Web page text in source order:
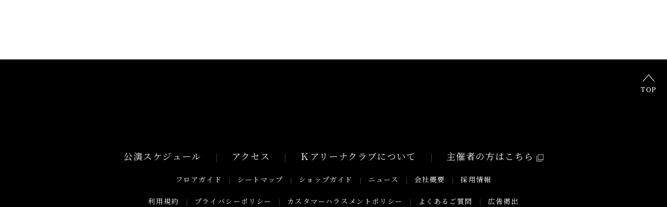
TOP
公演スケジュール アクセス Ｋアリーナクラブについて 主催者の方はこちら
フロアガイド シートマップ ショップガイド ニュース 会社概要 採用情報
利用規約 プライバシーポリシー カスタマーハラスメントポリシー よくあるご質問 広告掲出